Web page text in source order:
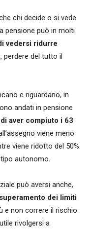
chi decide o si vede
pensione può in molti
vedersi ridurre
perdere del tutto il
e riguardano, in
andati in pensione
aver compiuto i 63
viene meno
viene ridotto del 50%
autonomo.
può aversi anche,
superamento dei limiti
e non correre il rischio
rivolgersi a